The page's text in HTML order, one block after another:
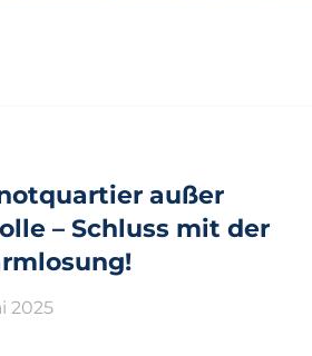
außer
– Schluss mit der
2025